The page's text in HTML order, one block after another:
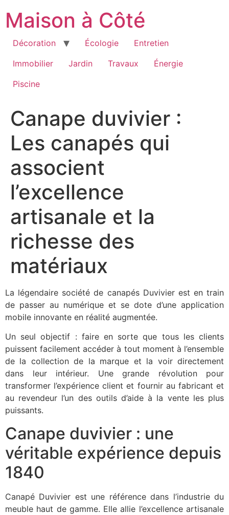
contenu
Maison à Côté
Décoration Écologie
Entretien
Immobilier
Jardin Travaux
Énergie
Piscine
Canape duvivier :
Les canapés qui
associent
l’excellence
artisanale et la
richesse des
matériaux
La légendaire société de canapés Duvivier est en train
de passer au numérique et se dote d’une application
mobile innovante en réalité augmentée.
Un seul objectif : faire en sorte que tous les clients
puissent facilement accéder à tout moment à l’ensemble
de la collection de la marque et la voir directement
dans leur intérieur. Une grande révolution pour
transformer l’expérience client et fournir au fabricant et
au revendeur l’un des outils d’aide à la vente les plus
puissants.
Canape duvivier : une
véritable expérience depuis
1840
Canapé Duvivier est une référence dans l’industrie du
meuble haut de gamme. Elle allie l’excellence artisanale